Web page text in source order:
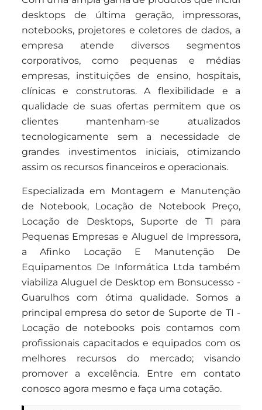
desktops de última geração, impressoras,
notebooks, projetores e coletores de dados, a
empresa atende diversos segmentos
corporativos, como pequenas e médias
empresas, instituições de ensino, hospitais,
clínicas e construtoras. A flexibilidade e a
qualidade de suas ofertas permitem que os
clientes mantenham-se atualizados
tecnologicamente sem a necessidade de
grandes investimentos iniciais, otimizando
assim os recursos financeiros e operacionais.
Especializada em Montagem e Manutenção
de Notebook, Locação de Notebook Preço,
Locação de Desktops, Suporte de TI para
Pequenas Empresas e Aluguel de Impressora,
a Afinko Locação E Manutenção De
Equipamentos De Informática Ltda também
viabiliza Aluguel de Desktop em Bonsucesso -
Guarulhos com ótima qualidade. Somos a
principal empresa do setor de Suporte de TI -
Locação de notebooks pois contamos com
profissionais capacitados e equipados com os
melhores recursos do mercado; visando
promover a excelência. Entre em contato
conosco agora mesmo e faça uma cotação.